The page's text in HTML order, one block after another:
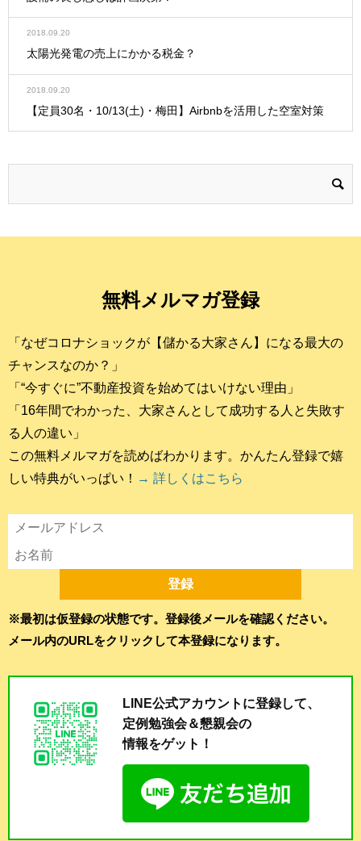
2018.09.20
太陽光発電の売上にかかる税金？
2018.09.20
【定員30名・10/13(土)・梅田】Airbnbを活用した空室対策
無料メルマガ登録
「なぜコロナショックが【儲かる大家さん】になる最大の
チャンスなのか？」
「“今すぐに”不動産投資を始めてはいけない理由」
「16年間でわかった、大家さんとして成功する人と失敗す
る人の違い」
この無料メルマガを読めばわかります。かんたん登録で嬉
しい特典がいっぱい！ → 詳しくはこちら
※最初は仮登録の状態です。登録後メールを確認ください。
メール内のURLをクリックして本登録になります。
LINE公式アカウントに登録して、
定例勉強会＆懇親会の
情報をゲット！